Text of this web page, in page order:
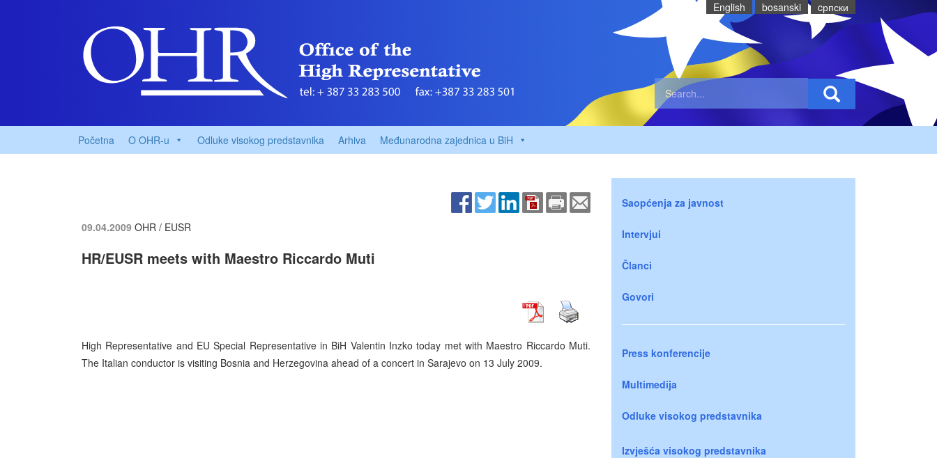
English bosanski cрпски
Početna O OHR-u Odluke visokog predstavnika Arhiva Međunarodna zajednica u BiH
09.04.2009 OHR / EUSR
HR/EUSR meets with Maestro Riccardo Muti
High Representative and EU Special Representative in BiH Valentin Inzko today met with Maestro Riccardo Muti.
The Italian conductor is visiting Bosnia and Herzegovina ahead of a concert in Sarajevo on 13 July 2009.
Saopćenja za javnost
Intervjui
Članci
Govori
Press konferencije
Multimedija
Odluke visokog predstavnika
Izvješća visokog predstavnika